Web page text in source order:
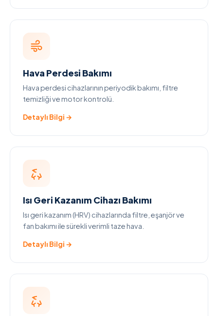
Hava Perdesi Bakımı
Hava perdesi cihazlarının periyodik bakımı, filtre
temizliği ve motor kontrolü.
Detaylı Bilgi →
Isı Geri Kazanım Cihazı Bakımı
Isı geri kazanım (HRV) cihazlarında filtre, eşanjör ve
fan bakımı ile sürekli verimli taze hava.
Detaylı Bilgi →